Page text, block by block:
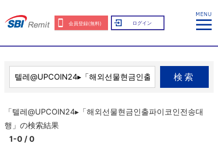
会員登録(無料) ログイン
検索
「텔레@UPCOIN24▸「해외선물현금인출파이코인전송대
행」の検索結果
1-0 / 0